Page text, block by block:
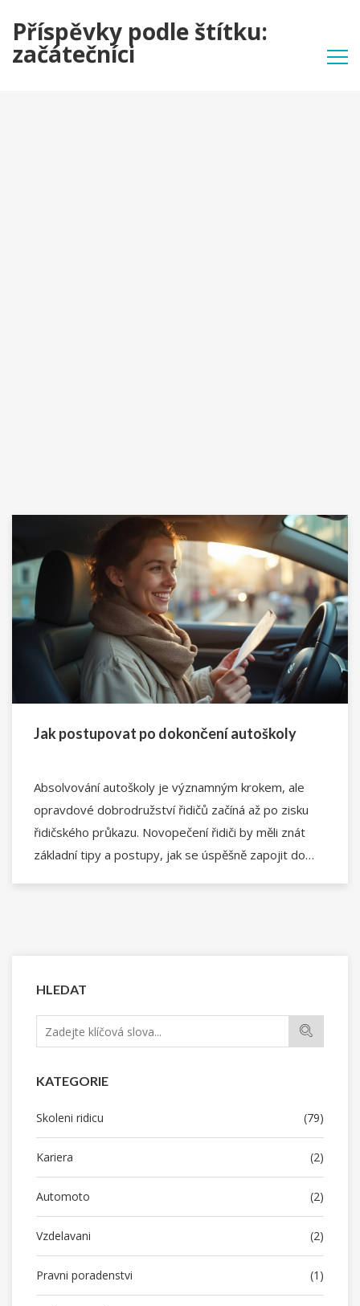
Příspěvky podle štítku:
začátečníci
HLEDAT
KATEGORIE
Skoleni ridicu (79)
Kariera (2)
Automoto (2)
Vzdelavani (2)
Pravni poradenstvi (1)
Jak postupovat po dokončení autoškoly
Absolvování autoškoly je významným krokem, ale
opravdové dobrodružství řidičů začíná až po zisku
řidičského průkazu. Novopečení řidiči by měli znát
základní tipy a postupy, jak se úspěšně zapojit do